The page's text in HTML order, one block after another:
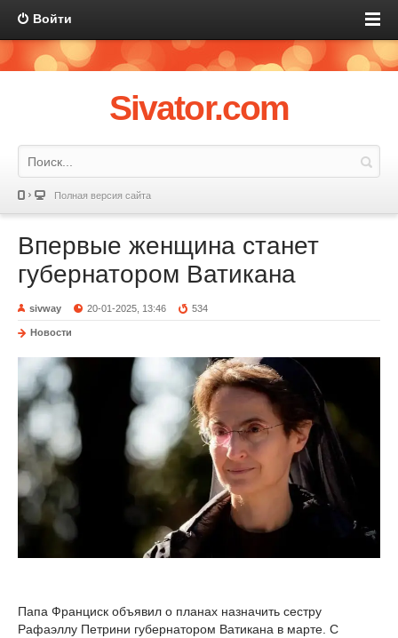
Войти
Sivator.com
Полная версия сайта
Впервые женщина станет
губернатором Ватикана
sivway 20-01-2025, 13:46 534
Новости
Папа Франциск объявил о планах назначить сестру
Рафаэллу Петрини губернатором Ватикана в марте. С